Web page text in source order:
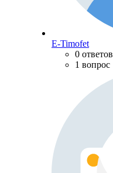
E-Timofet
0 ответов
1 вопрос